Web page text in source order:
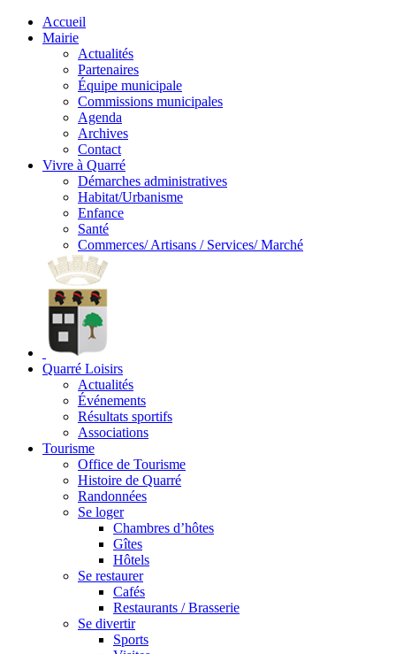
Accueil
Mairie
Actualités
Partenaires
Équipe municipale
Commissions municipales
Agenda
Archives
Contact
Vivre à Quarré
Démarches administratives
Habitat/Urbanisme
Enfance
Santé
Commerces/ Artisans / Services/ Marché
Quarré Loisirs
Actualités
Événements
Résultats sportifs
Associations
Tourisme
Office de Tourisme
Histoire de Quarré
Randonnées
Se loger
Chambres d’hôtes
Gîtes
Hôtels
Se restaurer
Cafés
Restaurants / Brasserie
Se divertir
Sports